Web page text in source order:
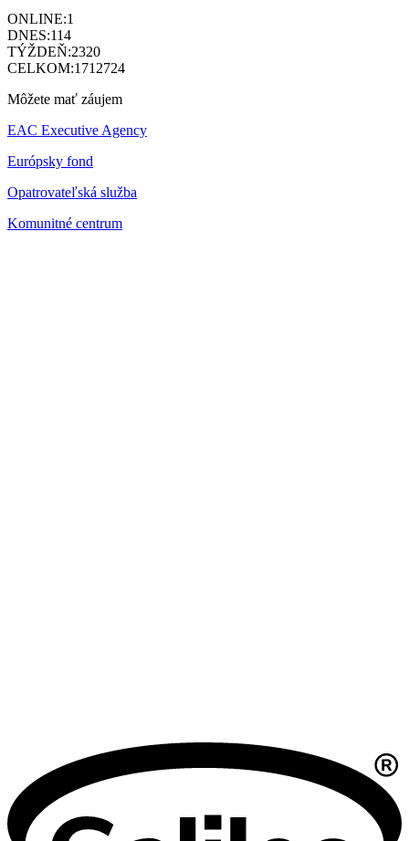
ONLINE:1
DNES:114
TÝŽDEŇ:2320
CELKOM:1712724
Môžete mať záujem
EAC Executive Agency
Európsky fond
Opatrovateľská služba
Komunitné centrum